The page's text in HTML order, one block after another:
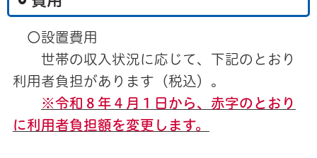
〇設置費用
世帯の収入状況に応じて、下記のとおり
利用者負担があります（税込）。
※令和８年４月１日から、赤字のとおり
に利用者負担額を変更します。